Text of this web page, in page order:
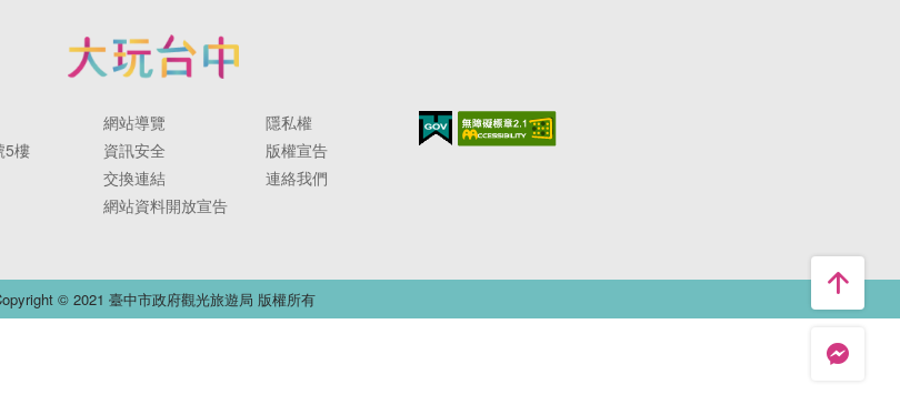
5樓
網站導覽
隱私權
資訊安全
版權宣告
交換連結
連絡我們
網站資料開放宣告
© 2021 臺中市政府觀光旅遊局 版權所有
台中